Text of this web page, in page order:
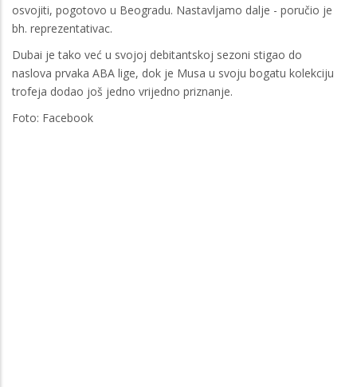
osvojiti, pogotovo u Beogradu. Nastavljamo dalje - poručio je
bh. reprezentativac.
Dubai je tako već u svojoj debitantskoj sezoni stigao do
naslova prvaka ABA lige, dok je Musa u svoju bogatu kolekciju
trofeja dodao još jedno vrijedno priznanje.
Foto: Facebook